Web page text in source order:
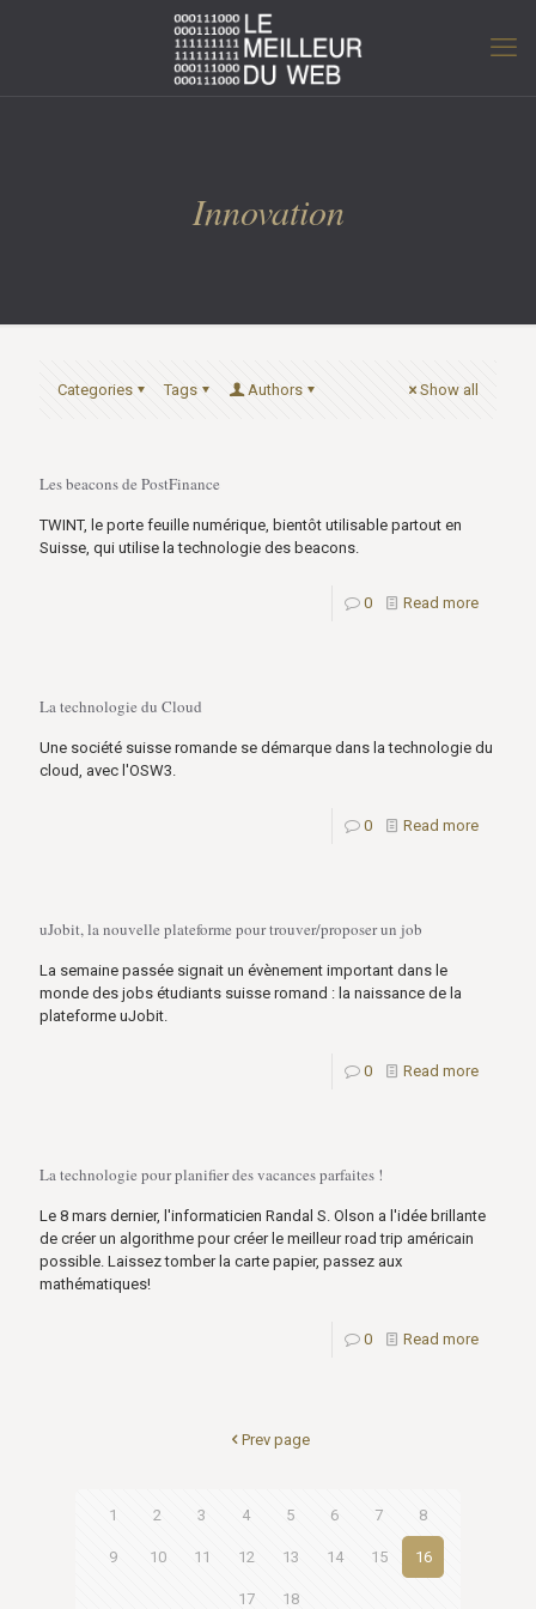
Innovation
Categories Tags Authors Show all
Les beacons de PostFinance
TWINT, le porte feuille numérique, bientôt utilisable partout en
Suisse, qui utilise la technologie des beacons.
0 Read more
La technologie du Cloud
Une société suisse romande se démarque dans la technologie du
cloud, avec l'OSW3.
0 Read more
uJobit, la nouvelle plateforme pour trouver/proposer un job
La semaine passée signait un évènement important dans le
monde des jobs étudiants suisse romand : la naissance de la
plateforme uJobit.
0 Read more
La technologie pour planifier des vacances parfaites !
Le 8 mars dernier, l'informaticien Randal S. Olson a l'idée brillante
de créer un algorithme pour créer le meilleur road trip américain
possible. Laissez tomber la carte papier, passez aux
mathématiques!
0 Read more
Prev page
1 2 3 4 5 6 7 8
9 10 11 12 13 14 15 16
17 18